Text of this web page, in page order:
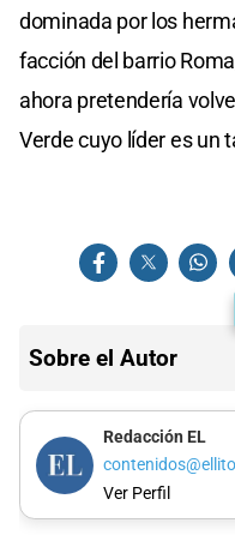
dominada por los
facción del barrio
ahora pretendería
Verde cuyo líder es un
Sobre el Autor
Redacción EL
Ver Perfil